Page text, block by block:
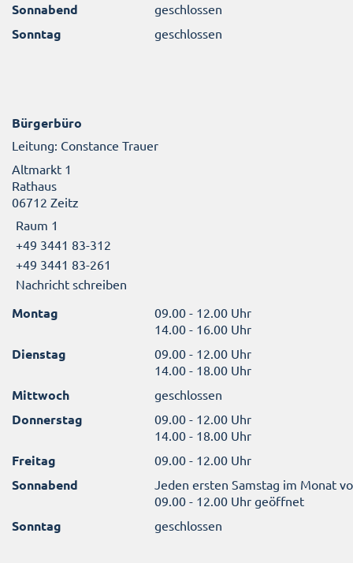
Sonnabend geschlossen
Sonntag geschlossen
Bürgerbüro
Leitung: Constance Trauer
Altmarkt 1
Rathaus
06712 Zeitz
Raum 1
+49 3441 83-312
+49 3441 83-261
Nachricht schreiben
Montag
09.00 - 12.00 Uhr
14.00 - 16.00 Uhr
Dienstag
09.00 - 12.00 Uhr
14.00 - 18.00 Uhr
Mittwoch geschlossen
Donnerstag
09.00 - 12.00 Uhr
14.00 - 18.00 Uhr
Freitag 09.00 - 12.00 Uhr
Sonnabend
Jeden ersten Samstag im Monat
09.00 - 12.00 Uhr geöffnet
Sonntag geschlossen